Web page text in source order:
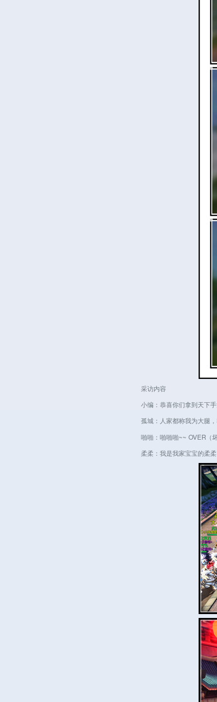
采访内容
小编：恭喜你们拿到天下手
孤城：人家都称我为大腿，
啪啪：啪啪啪~~ OVER（
柔柔：我是我家宝宝的柔柔